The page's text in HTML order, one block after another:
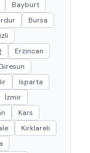
Bayburt
Bursa
Erzincan
Isparta
İzmir
Kars
Kırklareli